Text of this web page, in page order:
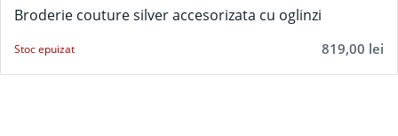
Broderie couture silver accesorizata cu oglinzi
819,00 lei
Stoc epuizat